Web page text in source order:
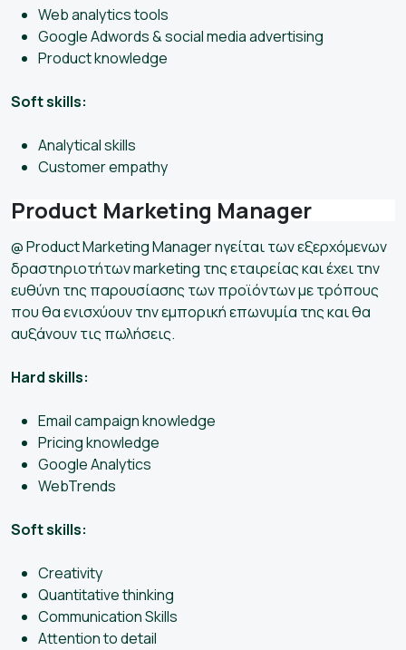
Web analytics tools
Google Adwords & social media advertising
Product knowledge
Soft skills:
Analytical skills
Customer empathy
Product Marketing Manager
@ Product Marketing Manager ηγείται των εξερχόμενων
δραστηριοτήτων marketing της εταιρείας και έχει την
ευθύνη της παρουσίασης των προϊόντων με τρόπους
που θα ενισχύουν την εμπορική επωνυμία της και θα
αυξάνουν τις πωλήσεις.
Hard skills:
Email campaign knowledge
Pricing knowledge
Google Analytics
WebTrends
Soft skills:
Creativity
Quantitative thinking
Communication Skills
Attention to detail